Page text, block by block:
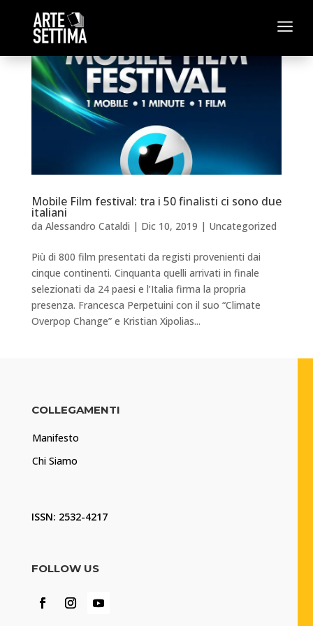
a
Mobile Film festival: tra i 50 finalisti ci sono due
italiani
da Alessandro Cataldi | Dic 10, 2019 | Uncategorized
Più di 800 film presentati da registi provenienti dai
cinque continenti. Cinquanta quelli arrivati in finale
selezionati da 24 paesi e l’Italia firma la propria
presenza. Francesca Perpetuini con il suo “Climate
Overpop Change” e Kristian Xipolias...
COLLEGAMENTI
Manifesto
Chi Siamo
ISSN: 2532-4217
FOLLOW US